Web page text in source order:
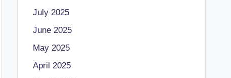
July 2025
June 2025
May 2025
April 2025